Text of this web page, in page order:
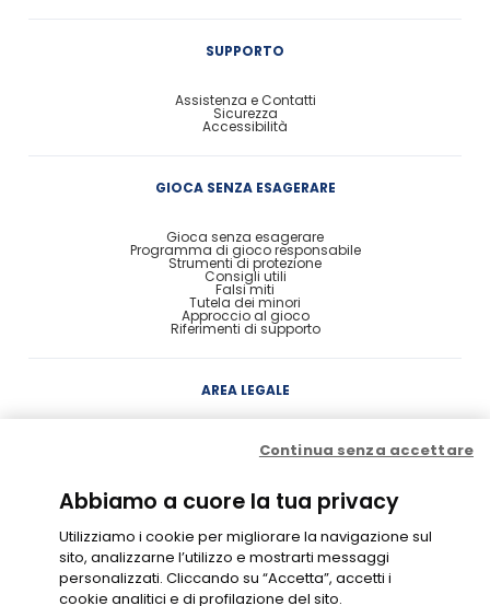
SUPPORTO
Assistenza e Contatti
Sicurezza
Accessibilità
GIOCA SENZA ESAGERARE
Gioca senza esagerare
Programma di gioco responsabile
Strumenti di protezione
Consigli utili
Falsi miti
Tutela dei minori
Approccio al gioco
Riferimenti di supporto
AREA LEGALE
Contratto di Conto Gioco
Privacy
Cookie Policy
Codice di Condotta
Gestione Cookie
Abbiamo a cuore la tua privacy
Utilizziamo i cookie per migliorare la navigazione sul
sito, analizzarne l’utilizzo e mostrarti messaggi
personalizzati. Cliccando su “Accetta”, accetti i
cookie analitici e di profilazione del sito.
Continua senza accettare